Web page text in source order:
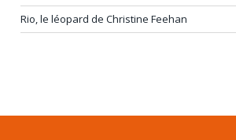
Rio, le léopard de Christine Feehan